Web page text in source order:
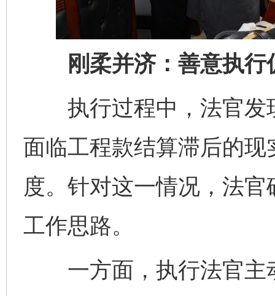
刚柔并济：善意执行
执行过程中，法官发
面临工程款结算滞后的
度。针对这一情况，法官
工作思路。
一方面，执行法官主